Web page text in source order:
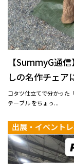
【SummyG通
しの名作チェア
コタツ仕立てで分かった
テーブル をちょっ...
出展・イベント